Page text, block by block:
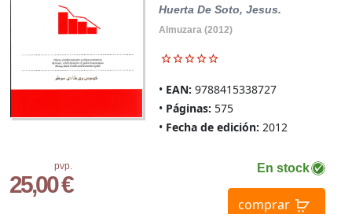
Huerta De Soto, Jesus.
Almuzara (2012)
EAN: 9788415338727
Páginas: 575
Fecha de edición: 2012
pvp.
25,00 €
En stock
comprar